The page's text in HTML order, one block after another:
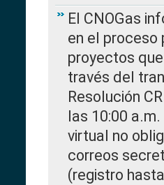
El CNOGas
en el proceso
proyectos
través del
Resolución
las 10:00
virtual no
correos
(registro